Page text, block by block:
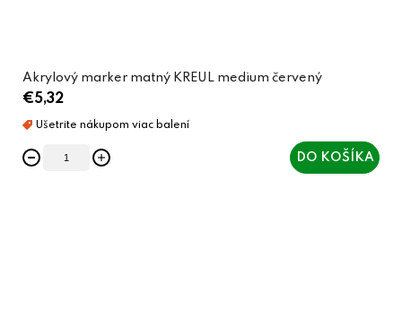
Akrylový marker matný KREUL medium červený
€5,32
DO KOŠÍKA